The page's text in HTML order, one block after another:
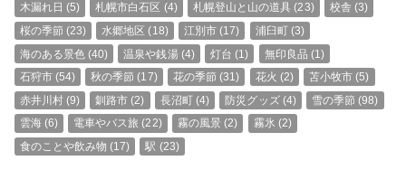
木漏れ日 (5) 札幌市白石区 (4) 札幌登山と山の道具 (23) 校舎 (3)
桜の季節 (23) 水郷地区 (18) 江別市 (17) 浦臼町(3)
海のある景色 (40) 温泉や銭湯(4) 灯台 (1) 無印良品 (1)
石狩市(54) 秋の季節 (17) 花の季節 (31) 花火 (2) 苫小牧市 (5)
赤井川村(9) 釧路市 (2) 長沼町(4) 防災グッズ(4) 雪の季節 (98)
雲海(6) 電車やバス旅 (22) 霧の風景 (2) 霧氷 (2)
食のことや飲み物 (17) 駅 (23)